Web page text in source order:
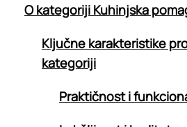
O kategoriji Kuhinjska
Ključne karakteristike
kategoriji
Praktičnost i